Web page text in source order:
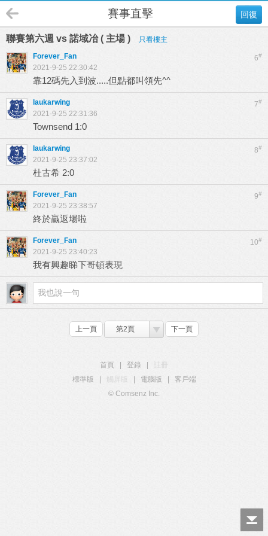
回復
賽事直擊
聯賽第六週 vs 諾域冶 ( 主場 ) 只看樓主
6#
Forever_Fan
2021-9-25 22:30:42
靠12碼先入到波.....但點都叫領先^^
7#
laukarwing
2021-9-25 22:31:36
Townsend 1:0
8#
laukarwing
2021-9-25 23:37:02
杜古希 2:0
9#
Forever_Fan
2021-9-25 23:38:57
終於贏返場啦
10#
Forever_Fan
2021-9-25 23:40:23
我有興趣睇下哥頓表現
上一頁 第2頁 下一頁
首頁 登錄
標準版
觸屏版 電腦版
客戶端
© Comsenz Inc.